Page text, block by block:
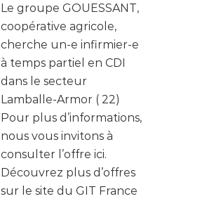
Le groupe GOUESSANT,
coopérative agricole,
cherche un-e infirmier-e
à temps partiel en CDI
dans le secteur
Lamballe-Armor ( 22)
Pour plus d’informations,
nous vous invitons à
consulter l’offre ici.
Découvrez plus d’offres
sur le site du GIT France